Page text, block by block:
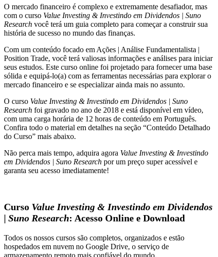
Suno
Research
quantidade
O mercado financeiro é complexo e extremamente desafiador, mas
com o curso Value Investing & Investindo em Dividendos | Suno
Research você terá um guia completo para começar a construir sua
história de sucesso no mundo das finanças.
Com um conteúdo focado em Ações | Análise Fundamentalista |
Position Trade, você terá valiosas informações e análises para iniciar
seus estudos. Este curso online foi projetado para fornecer uma base
sólida e equipá-lo(a) com as ferramentas necessárias para explorar o
mercado financeiro e se especializar ainda mais no assunto.
O curso Value Investing & Investindo em Dividendos | Suno
Research foi gravado no ano de 2018 e está disponível em vídeo,
com uma carga horária de 12 horas de conteúdo em Português.
Confira todo o material em detalhes na seção “Conteúdo Detalhado
do Curso” mais abaixo.
Não perca mais tempo, adquira agora Value Investing & Investindo
em Dividendos | Suno Research por um preço super acessível e
garanta seu acesso imediatamente!
Curso Value Investing & Investindo em Dividendos
| Suno Research: Acesso Online e Download
Todos os nossos cursos são completos, organizados e estão
hospedados em nuvem no Google Drive, o serviço de
armazenamento remoto mais confiável do mundo.